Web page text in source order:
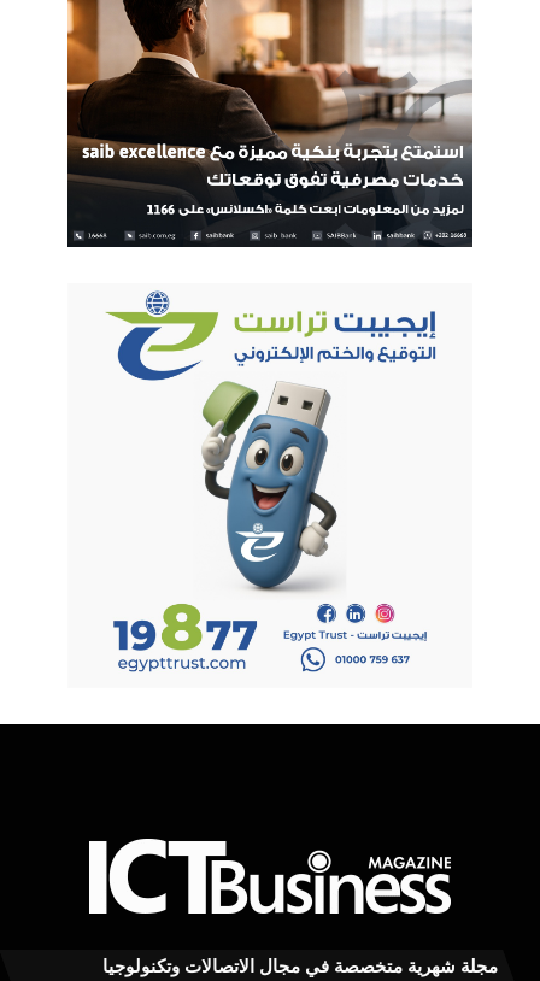
تامر الجمل نوكيا
مجلة شهرية متخصصة في مجال الاتصالات وتكنولوجيا